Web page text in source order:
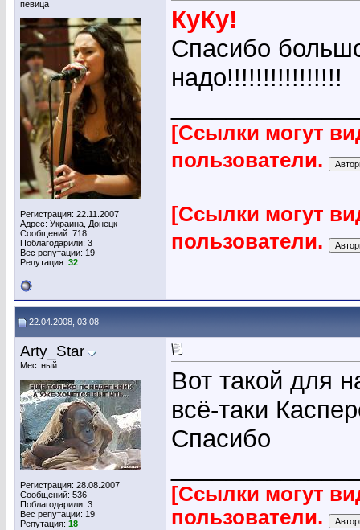
певица
Регистрация: 22.11.2007
Адрес: Украина, Донецк
Сообщений: 718
Поблагодарили: 3
Вес репутации: 19
Репутация: 32
КуКу!
Спасибо
надо!!!!!!!!!!!!!!!!
[Ссылки могут
пользователи.
[Ссылки могут
пользователи.
22.04.2008, 03:08
Arty_Star
Местный
Регистрация: 28.08.2007
Сообщений: 536
Поблагодарили: 3
Вес репутации: 19
Репутация: 18
Вот такой для
всё-таки
Спасибо
[Ссылки могут
пользователи.